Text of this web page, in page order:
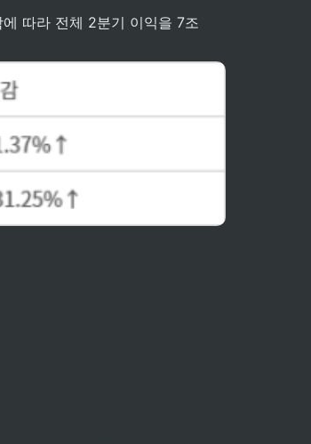
따라 전체 2분기 이익을 7조